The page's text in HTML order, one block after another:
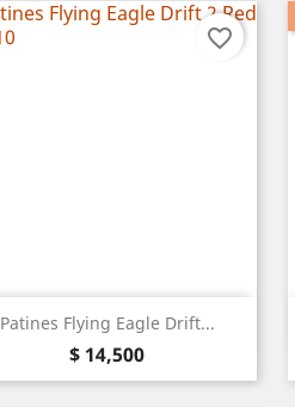
Patines Flying Eagle Drift...
Precio
$ 14,500
Vista rápida
favorite_border